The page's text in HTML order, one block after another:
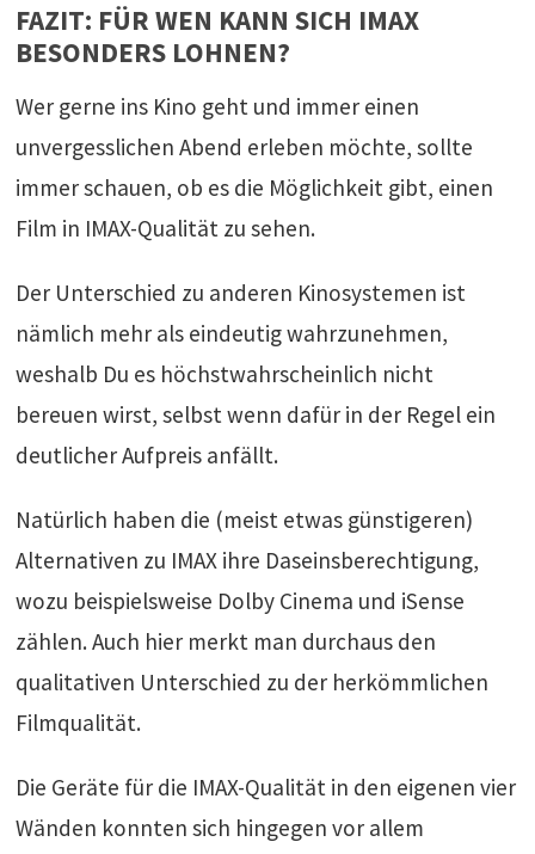
FAZIT: FÜR WEN KANN SICH IMAX
BESONDERS LOHNEN?
Wer gerne ins Kino geht und immer einen
unvergesslichen Abend erleben möchte, sollte
immer schauen, ob es die Möglichkeit gibt, einen
Film in IMAX-Qualität zu sehen.
Der Unterschied zu anderen Kinosystemen ist
nämlich mehr als eindeutig wahrzunehmen,
weshalb Du es höchstwahrscheinlich nicht
bereuen wirst, selbst wenn dafür in der Regel ein
deutlicher Aufpreis anfällt.
Natürlich haben die (meist etwas günstigeren)
Alternativen zu IMAX ihre Daseinsberechtigung,
wozu beispielsweise Dolby Cinema und iSense
zählen. Auch hier merkt man durchaus den
qualitativen Unterschied zu der herkömmlichen
Filmqualität.
Die Geräte für die IMAX-Qualität in den eigenen vier
Wänden konnten sich hingegen vor allem